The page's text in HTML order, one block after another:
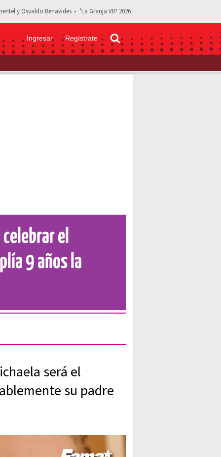
y Osvaldo Benavides 'La Granja VIP 2026
Ingresar Regístrate
cumpleaños de su hija; cumplía 9 años la próxima semana
celebrar el
9 años la
será el
su padre